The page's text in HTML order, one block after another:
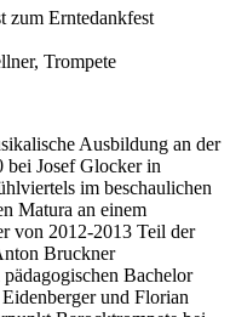
zum Erntedankfest
Trompete
Ausbildung an der
bei Josef Glocker in
im beschaulichen
Matura an einem
von 2012-2013 Teil der
Bruckner
Bachelor
und Florian